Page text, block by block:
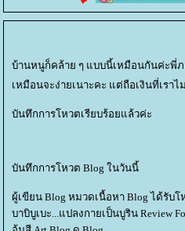
บ้านหนูก็คล้าย ๆ แบบนี้เหมือนกันค่ะพี่
เหมือนจะง่ายเนาะคะ แต่ถือเงินที่เรา
บันทึกการโหวตเรียบร้อยแล้วค่ะ
บันทึกการโหวต Blog ในวันนี้
ผู้เขียน Blog หมวดเนื้อหา Blog ได้รับโ
บาบิบูเบะ...แปลงกายเป็นบูริน Review